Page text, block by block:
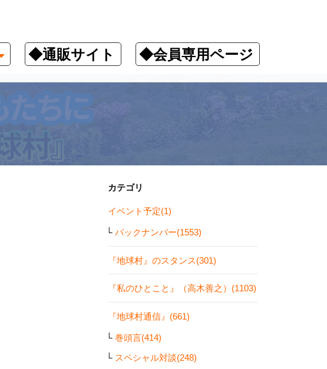
◆通販サイト ◆会員専用ページ
カテゴリ
イベント予定(1)
バックナンバー(1553)
『地球村』のスタンス(301)
『私のひとこと』（高木善之）(1103)
『地球村通信』(661)
巻頭言(414)
スペシャル対談(248)